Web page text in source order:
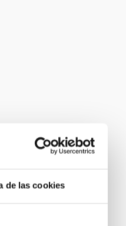
de las cookies